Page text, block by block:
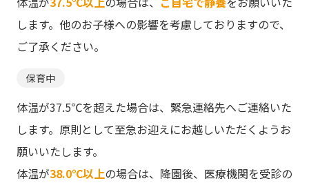
します。他のお子様への影響を考慮しておりますので、
ご了承ください。
保育中
体温が37.5℃を超えた場合は、緊急連絡先へご連絡いた
します。原則として至急お迎えにお越しいただくようお
願いいたします。
体温が38.0℃以上の場合は、降園後、医療機関を受診の